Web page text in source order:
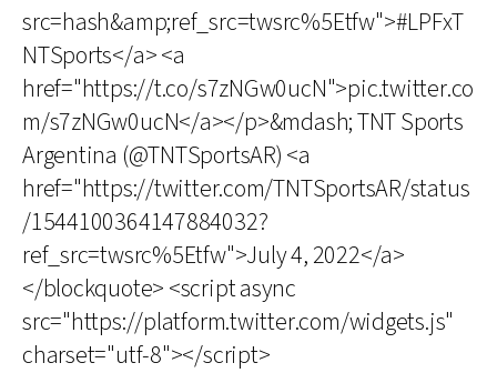
src=hash&amp;ref_src=twsrc%5Etfw">#LPFxT
NTSports</a> <a
href="https://t.co/s7zNGw0ucN">pic.twitter.co
m/s7zNGw0ucN</a></p>&mdash; TNT Sports
Argentina (@TNTSportsAR) <a
href="https://twitter.com/TNTSportsAR/status
/1544100364147884032?
ref_src=twsrc%5Etfw">July 4, 2022</a>
</blockquote> <script async
src="https://platform.twitter.com/widgets.js"
charset="utf-8"></script>